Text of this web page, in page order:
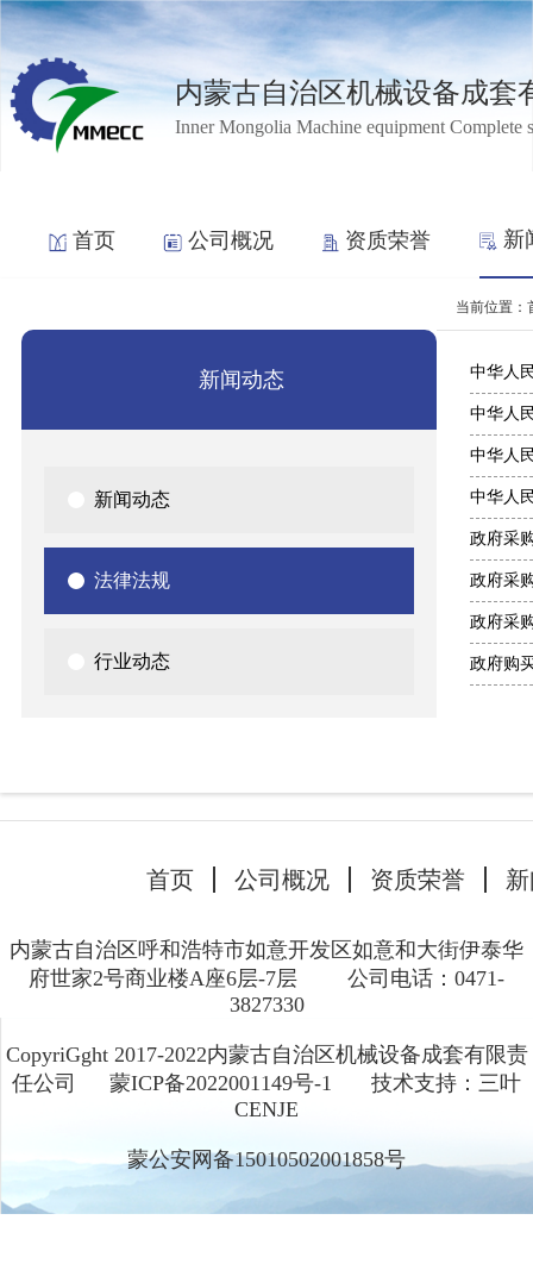
内蒙古自治区机械设备成套
Inner Mongolia Machine equipment Complete
首页 公司概况 资质荣誉 新
新闻动态
新闻动态
法律法规
行业动态
当前位置：
中华人
中华人
中华人
中华人
政府采
政府采
政府采
政府购
首页 公司概况 资质荣誉
内蒙古自治区呼和浩特市如意开发区如意和大街伊泰华
府世家2号商业楼A座6层-7层
公司电话：0471-
3827330
CopyriGght 2017-2022内蒙古自治区机械设备成套有限责
任公司
蒙ICP备2022001149号-1
技术支持：三叶
CENJE
蒙公安网备15010502001858号